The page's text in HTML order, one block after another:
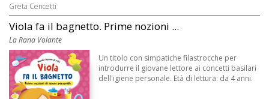
Greta Cencetti
Viola fa il bagnetto. Prime nozioni ...
La Rana Volante
Un titolo con simpatiche filastrocche per
introdurre il giovane lettore ai concetti basilari
dell'igiene personale. Età di lettura: da 4 anni.